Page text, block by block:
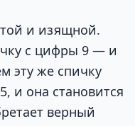
и изящной.
с цифры 9 — и
эту же спичку
и она становится
верный